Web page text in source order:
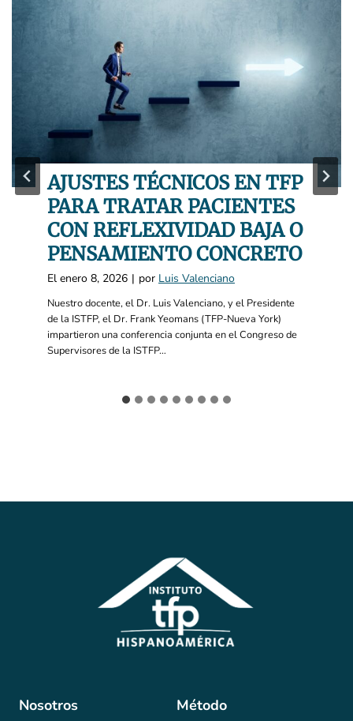
AJUSTES TÉCNICOS EN TFP
PARA TRATAR PACIENTES
CON REFLEXIVIDAD BAJA O
PENSAMIENTO CONCRETO
El enero 8, 2026 | por Luis Valenciano
Nuestro docente, el Dr. Luis Valenciano, y el Presidente
de la ISTFP, el Dr. Frank Yeomans (TFP-Nueva York)
impartieron una conferencia conjunta en el Congreso de
Supervisores de la ISTFP…
Nosotros
Método